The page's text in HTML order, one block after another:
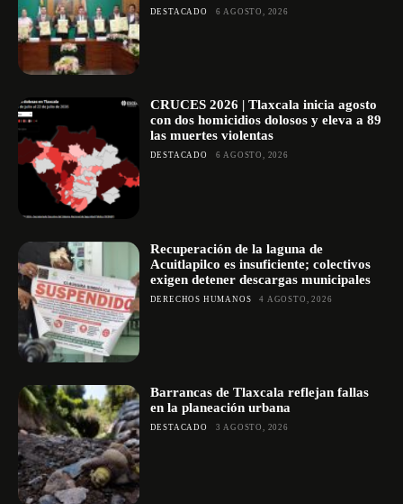
DESTACADO 6 AGOSTO, 2026
CRUCES 2026 | Tlaxcala inicia agosto
con dos homicidios dolosos y eleva a 89
las muertes violentas
DESTACADO 6 AGOSTO, 2026
Recuperación de la laguna de
Acuitlapilco es insuficiente; colectivos
exigen detener descargas municipales
DERECHOS HUMANOS 4 AGOSTO, 2026
Barrancas de Tlaxcala reflejan fallas
en la planeación urbana
DESTACADO 3 AGOSTO, 2026